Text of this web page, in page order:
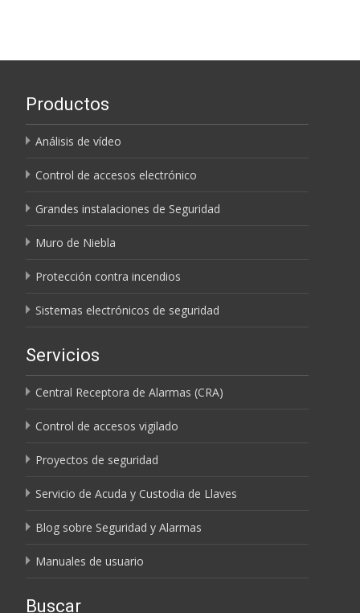
Productos
Análisis de vídeo
Control de accesos electrónico
Grandes instalaciones de Seguridad
Muro de Niebla
Protección contra incendios
Sistemas electrónicos de seguridad
Servicios
Central Receptora de Alarmas (CRA)
Control de accesos vigilado
Proyectos de seguridad
Servicio de Acuda y Custodia de Llaves
Blog sobre Seguridad y Alarmas
Manuales de usuario
Buscar